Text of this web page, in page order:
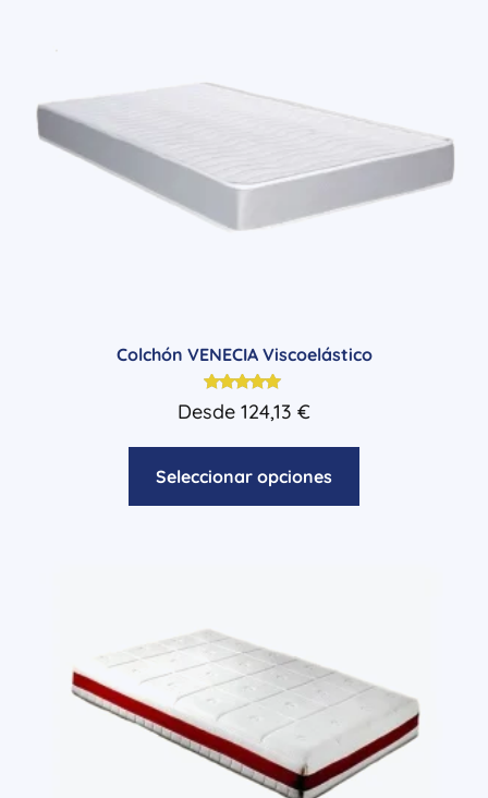
Colchón VENECIA Viscoelástico
Valorado
con
de 5
Desde 124,13 €
Seleccionar opciones